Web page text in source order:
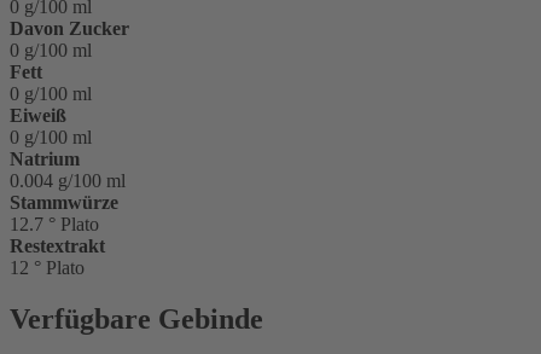
0 g/100 ml
Davon Zucker
0 g/100 ml
Fett
0 g/100 ml
Eiweiß
0 g/100 ml
Natrium
0.004 g/100 ml
Stammwürze
12.7 ° Plato
Restextrakt
12 ° Plato
Verfügbare Gebinde